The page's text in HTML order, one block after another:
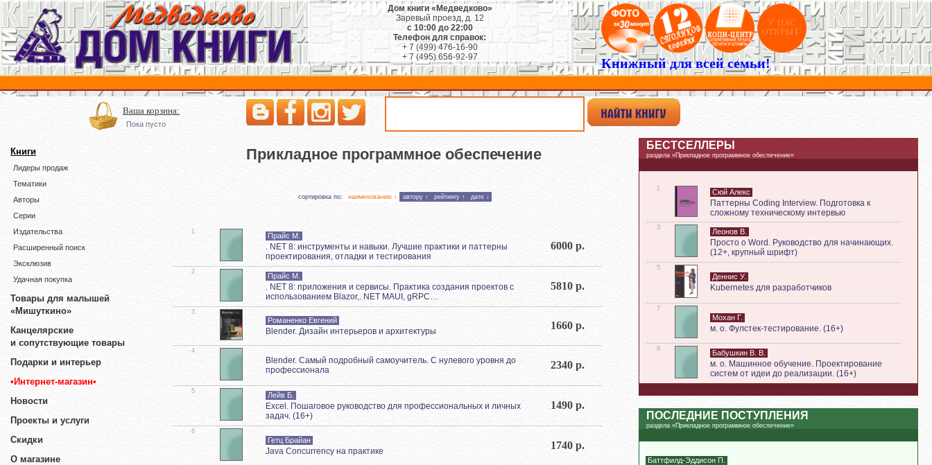
Дом книги «Медведково»
Заревый проезд, д. 12
с 10:00 до 22:00
Телефон для справок:
+ 7 (499) 476-16-90
+ 7 (495) 656-92-97
Книжный для всей семьи!
Ваша корзина:
Пока пусто
Книги
Лидеры продаж
Тематики
Авторы
Серии
Издательства
Расширенный поиск
Эксклюзив
Удачная покупка
Товары для малышей
«Мишуткино»
Канцелярские
и сопутствующие товары
Подарки и интерьер
•Интернет-магазин•
Новости
Проекты и услуги
Скидки
О магазине
Прикладное программное обеспечение
сортировка по: наименованию ↑ автору ↑ рейтингу ↑ дате ↓
1 Прайс М.
. NET 8: инструменты и навыки. Лучшие практики и паттерны
проектирования, отладки и тестирования
6000 р.
2 Прайс М.
. NET 8: приложения и сервисы. Практика создания проектов с
использованием Blazor,. NET MAUI, gRPC…
5810 р.
3
Романенко Евгений
Blender. Дизайн интерьеров и архитектуры 1660 р.
4
Blender. Самый подробный самоучитель. С нулевого уровня до
профессионала
2340 р.
5 Лейв Б.
Excel. Пошаговое руководство для профессиональных и личных
задач. (16+)
1490 р.
6
Гетц Брайан
Java Concurrency на практике 1740 р.
БЕСТСЕЛЛЕРЫ
раздела «Прикладное программное обеспечение»
1 Сюй Алекс
Паттерны Coding Interview. Подготовка к
сложному техническому интервью
3 Леонов В.
Просто о Word. Руководство для начинающих.
(12+, крупный шрифт)
5
Деннис У.
Kubernetes для разработчиков
7
Мохан Г.
м. о. Фулстек-тестирование. (16+)
9 Бабушкин В. В.
м. о. Машинное обучение. Проектирование
систем от идеи до реализации. (16+)
ПОСЛЕДНИЕ ПОСТУПЛЕНИЯ
раздела «Прикладное программное обеспечение»
Баттфилд-Эддисон П.